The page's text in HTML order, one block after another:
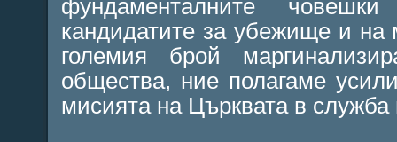
фундаменталните човешки
кандидатите за убежище и на
големия брой
общества, ние полагаме
мисията на Църквата в служба